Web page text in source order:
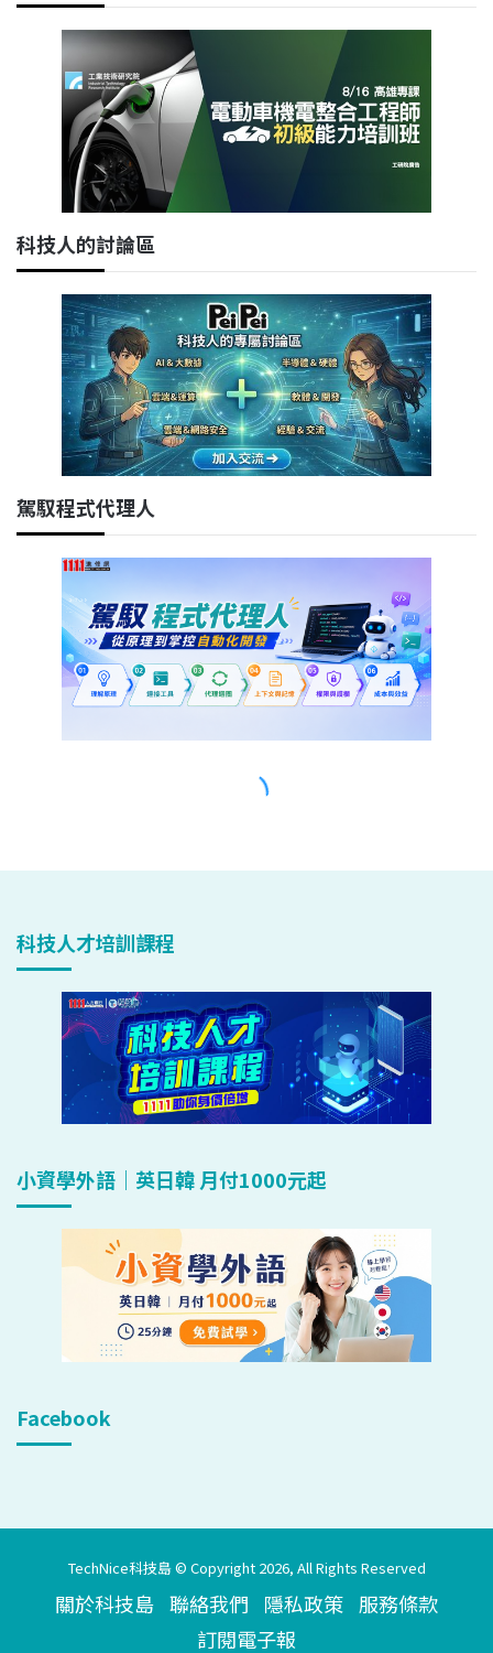
科技人才培訓課程
小資學外語｜英日韓 月付1000元起
Facebook
TechNice科技島 © Copyright 2026, All Rights Reserved
關於科技島 聯絡我們 隱私政策 服務條款
訂閱電子報